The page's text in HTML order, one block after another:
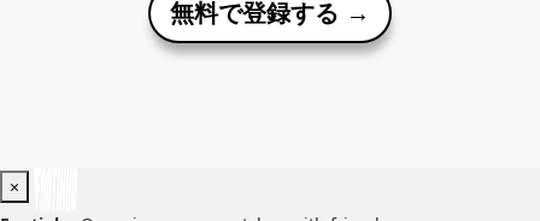
無料で登録する →
×